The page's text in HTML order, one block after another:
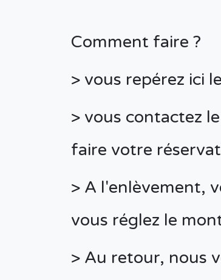
Comment faire ?
> vous repérez ici
> vous contactez
faire votre
> A l'enlèvement,
vous réglez le
> Au retour, nous